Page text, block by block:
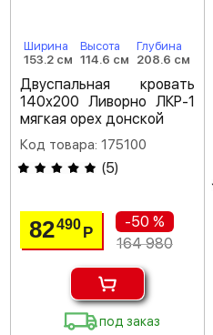
Ширина
153.2 см
Высота
114.6 см
Глубина
208.6 см
Двуспальная кровать
140х200 Ливорно ЛКР-1
мягкая орех донской
Код товара: 175100
(5)
82490 Р
-50 %
164 980
под заказ